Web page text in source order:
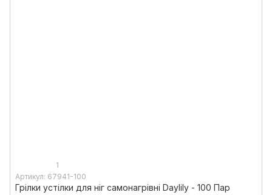
1
Артикул: 67941-100
Грілки устілки для ніг самонагрівні Daylily - 100 Пар